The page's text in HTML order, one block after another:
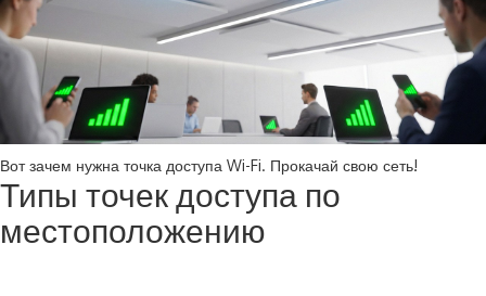
Вот зачем нужна точка доступа Wi-Fi. Прокачай свою сеть!
Типы точек доступа по
местоположению